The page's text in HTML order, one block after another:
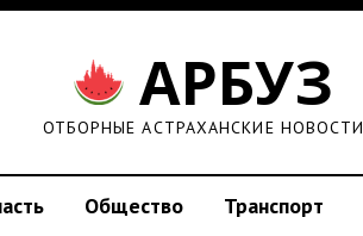
АРБУЗ
ОТБОРНЫЕ АСТРАХАНСКИЕ НОВОСТИ
Общество Транспорт